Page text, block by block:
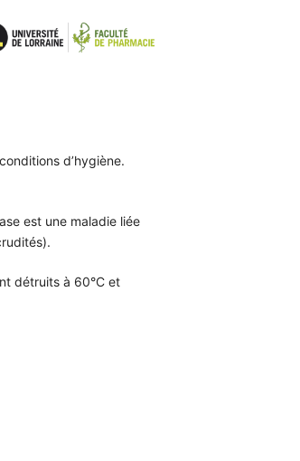
d’hygiène.
est une maladie liée
détruits à 60°C et